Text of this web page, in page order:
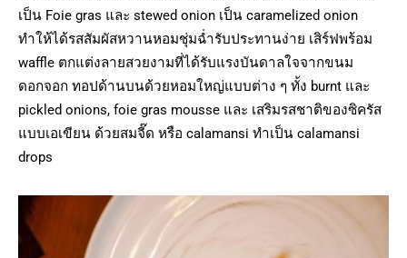
เป็น Foie gras และ stewed onion เป็น caramelized onion
ทำให้ได้รสสัมผัสหวานหอมชุ่มฉ่ำรับประทานง่าย เสิร์ฟพร้อม
waffle ตกแต่งลายสวยงามที่ได้รับแรงบันดาลใจจากขนม
ดอกจอก ทอปด้านบนด้วยหอมใหญ่แบบต่าง ๆ ทั้ง burnt และ
pickled onions, foie gras mousse และ เสริมรสชาติของซิครัส
แบบเอเขียน ด้วยสมจี๊ด หรือ calamansi ทำเป็น calamansi
drops